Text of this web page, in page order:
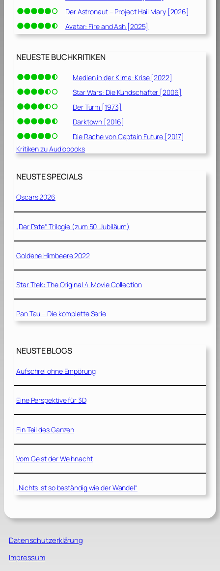
Der Astronaut – Project Hail Mary [2026]
Avatar: Fire and Ash [2025]
NEUESTE BUCHKRITIKEN
Medien in der Klima-Krise [2022]
Star Wars: Die Kundschafter [2006]
Der Turm [1973]
Darktown [2016]
Die Rache von Captain Future [2017]
Kritiken zu Audiobooks
NEUSTE SPECIALS
Oscars 2026
„Der Pate“ Trilogie (zum 50. Jubiläum)
Goldene Himbeere 2022
Star Trek: The Original 4-Movie Collection
Pan Tau – Die komplette Serie
NEUSTE BLOGS
Aufschrei ohne Empörung
Eine Perspektive für 3D
Ein Teil des Ganzen
Vom Geist der Weihnacht
„Nichts ist so beständig wie der Wandel“
Datenschutzerklärung
Impressum